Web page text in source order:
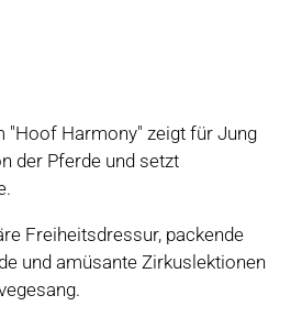
"Hoof Harmony" zeigt für Jung
der Pferde und setzt
Freiheitsdressur, packende
und amüsante Zirkuslektionen